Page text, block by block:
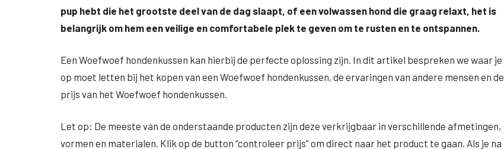
pup hebt die het grootste deel van de dag slaapt, of een volwassen hond die graag relaxt, het is
belangrijk om hem een veilige en comfortabele plek te geven om te rusten en te ontspannen.
Een Woefwoef hondenkussen kan hierbij de perfecte oplossing zijn. In dit artikel bespreken we waar je
op moet letten bij het kopen van een Woefwoef hondenkussen, de ervaringen van andere mensen en de
prijs van het Woefwoef hondenkussen.
Let op: De meeste van de onderstaande producten zijn deze verkrijgbaar in verschillende afmetingen,
vormen en materialen. Klik op de button “controleer prijs” om direct naar het product te gaan. Als je na